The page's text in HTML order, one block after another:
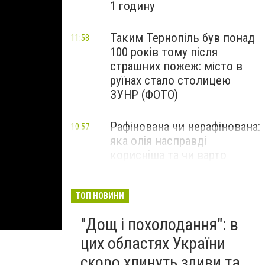
1 годину
Таким Тернопіль був понад
100 років тому після
страшних пожеж: місто в
руїнах стало столицею
ЗУНР (ФОТО)
11:58
Рафінована чи нерафінована:
яка олія насправді
10:57
ТОП НОВИНИ
"Дощ і похолодання": в
цих областях України